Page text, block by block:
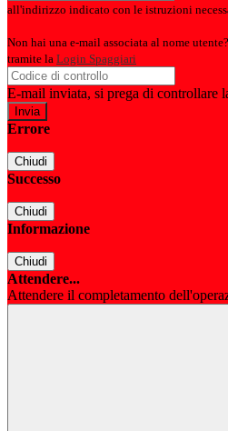
all'indirizzo indicato con le istruzioni
Non hai una e-mail associata al nome
tramite la Login Spaggiari
E-mail inviata, si prega di controllare
Errore
Chiudi
Successo
Chiudi
Informazione
Chiudi
Attendere...
Attendere il completamento